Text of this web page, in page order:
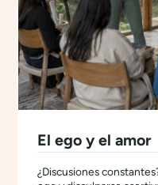
El ego y el amor
¿Discusiones